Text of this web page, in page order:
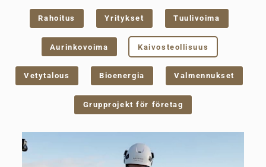
Rahoitus Yritykset Tuulivoima
Aurinkovoima Kaivosteollisuus
Vetytalous Bioenergia Valmennukset
Grupprojekt för företag